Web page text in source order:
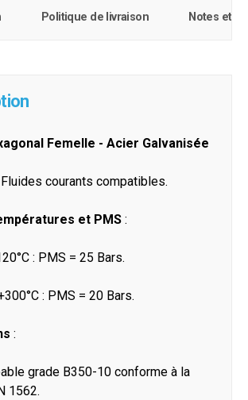
Politique de livraison Notes et
Femelle - Acier Galvanisée
courants compatibles.
et PMS :
: PMS = 25 Bars.
: PMS = 20 Bars.
:
grade B350-10 conforme à la
1562.